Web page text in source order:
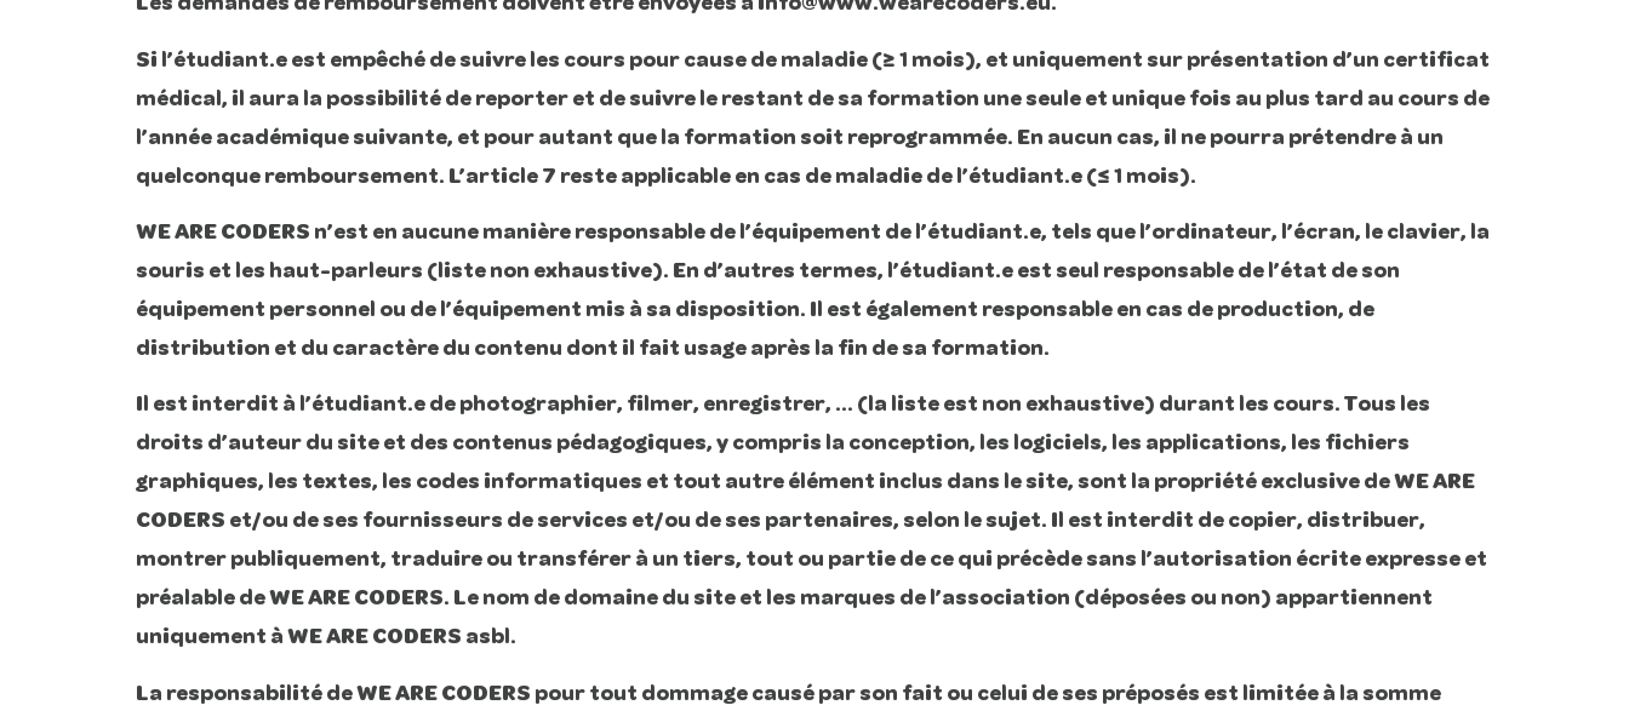
Si l’étudiant.e est empêché de suivre les cours pour cause de maladie (≥ 1 mois), et uniquement sur présentation d’un certificat
médical, il aura la possibilité de reporter et de suivre le restant de sa formation une seule et unique fois au plus tard au cours de
l’année académique suivante, et pour autant que la formation soit reprogrammée. En aucun cas, il ne pourra prétendre à un
quelconque remboursement. L’article 7 reste applicable en cas de maladie de l’étudiant.e (≤ 1 mois).
WE ARE CODERS n’est en aucune manière responsable de l’équipement de l’étudiant.e, tels que l’ordinateur, l’écran, le clavier, la
souris et les haut-parleurs (liste non exhaustive). En d’autres termes, l’étudiant.e est seul responsable de l’état de son
équipement personnel ou de l’équipement mis à sa disposition. Il est également responsable en cas de production, de
distribution et du caractère du contenu dont il fait usage après la fin de sa formation.
Il est interdit à l’étudiant.e de photographier, filmer, enregistrer, … (la liste est non exhaustive) durant les cours. Tous les
droits d’auteur du site et des contenus pédagogiques, y compris la conception, les logiciels, les applications, les fichiers
graphiques, les textes, les codes informatiques et tout autre élément inclus dans le site, sont la propriété exclusive de WE ARE
CODERS et/ou de ses fournisseurs de services et/ou de ses partenaires, selon le sujet. Il est interdit de copier, distribuer,
montrer publiquement, traduire ou transférer à un tiers, tout ou partie de ce qui précède sans l’autorisation écrite expresse et
préalable de WE ARE CODERS. Le nom de domaine du site et les marques de l’association (déposées ou non) appartiennent
uniquement à WE ARE CODERS asbl.
La responsabilité de WE ARE CODERS pour tout dommage causé par son fait ou celui de ses préposés est limitée à la somme